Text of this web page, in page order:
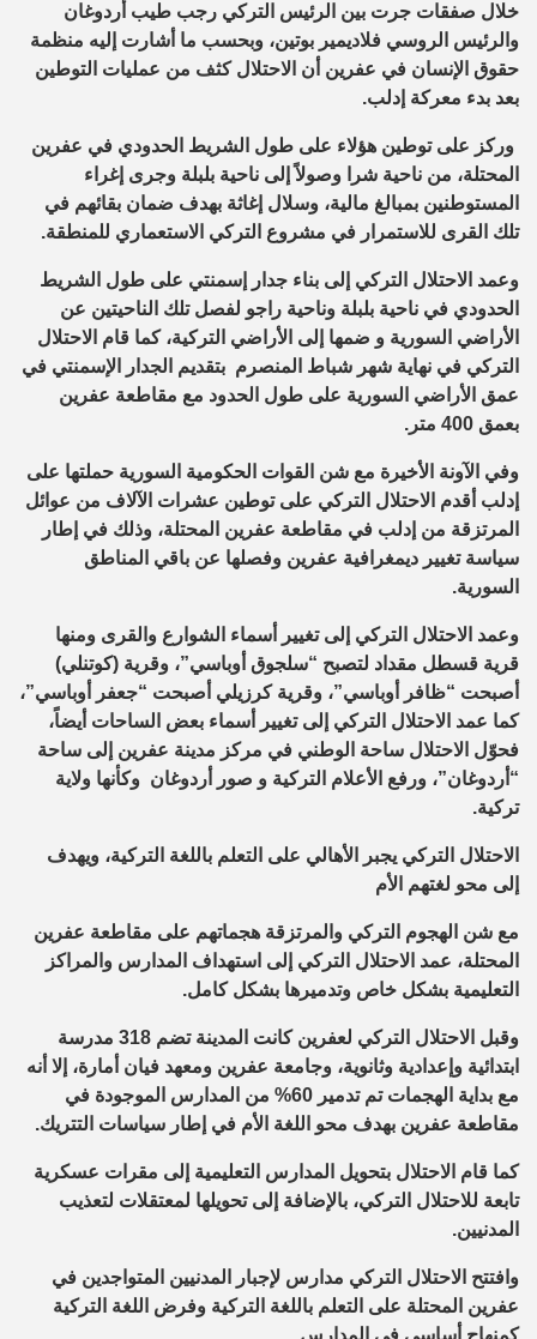
خلال صفقات جرت بين الرئيس التركي رجب طيب أردوغان
والرئيس الروسي فلاديمير بوتين، وبحسب ما أشارت إليه منظمة
حقوق الإنسان في عفرين أن الاحتلال كثف من عمليات التوطين
بعد بدء معركة إدلب.
وركز على توطين هؤلاء على طول الشريط الحدودي في عفرين
المحتلة، من ناحية شرا وصولاً إلى ناحية بلبلة وجرى إغراء
المستوطنين بمبالغ مالية، وسلال إغاثة بهدف ضمان بقائهم في
تلك القرى للاستمرار في مشروع التركي الاستعماري للمنطقة.
وعمد الاحتلال التركي إلى بناء جدار إسمنتي على طول الشريط
الحدودي في ناحية بلبلة وناحية راجو لفصل تلك الناحيتين عن
الأراضي السورية و ضمها إلى الأراضي التركية، كما قام الاحتلال
التركي في نهاية شهر شباط المنصرم بتقديم الجدار الإسمنتي في
عمق الأراضي السورية على طول الحدود مع مقاطعة عفرين
بعمق 400 متر.
وفي الآونة الأخيرة مع شن القوات الحكومية السورية حملتها على
إدلب أقدم الاحتلال التركي على توطين عشرات الآلاف من عوائل
المرتزقة من إدلب في مقاطعة عفرين المحتلة، وذلك في إطار
سياسة تغيير ديمغرافية عفرين وفصلها عن باقي المناطق
السورية.
وعمد الاحتلال التركي إلى تغيير أسماء الشوارع والقرى ومنها
قرية قسطل مقداد لتصبح “سلجوق أوباسي”، وقرية (كوتنلي)
أصبحت “ظافر أوباسي”، وقرية كرزيلي أصبحت “جعفر أوباسي”،
كما عمد الاحتلال التركي إلى تغيير أسماء بعض الساحات أيضاً،
فحوّل الاحتلال ساحة الوطني في مركز مدينة عفرين إلى ساحة
“أردوغان”، ورفع الأعلام التركية و صور أردوغان وكأنها ولاية
تركية.
الاحتلال التركي يجبر الأهالي على التعلم باللغة التركية، ويهدف
إلى محو لغتهم الأم
مع شن الهجوم التركي والمرتزقة هجماتهم على مقاطعة عفرين
المحتلة، عمد الاحتلال التركي إلى استهداف المدارس والمراكز
التعليمية بشكل خاص وتدميرها بشكل كامل.
وقبل الاحتلال التركي لعفرين كانت المدينة تضم 318 مدرسة
ابتدائية وإعدادية وثانوية، وجامعة عفرين ومعهد فيان أمارة، إلا أنه
مع بداية الهجمات تم تدمير 60% من المدارس الموجودة في
مقاطعة عفرين بهدف محو اللغة الأم في إطار سياسات التتريك.
كما قام الاحتلال بتحويل المدارس التعليمية إلى مقرات عسكرية
تابعة للاحتلال التركي، بالإضافة إلى تحويلها لمعتقلات لتعذيب
المدنيين.
وافتتح الاحتلال التركي مدارس لإجبار المدنيين المتواجدين في
عفرين المحتلة على التعلم باللغة التركية وفرض اللغة التركية
كمنهاج أساسي في المدارس.